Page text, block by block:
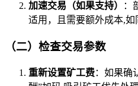
加速交易（如果支持）
：
适用，且需要额外成本,如
（二）检查交易参数
重新设置矿工费：如果确